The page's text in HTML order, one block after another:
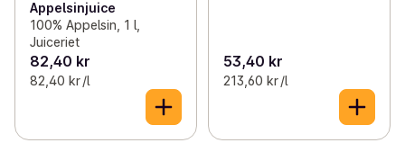
Appelsinjuice
100% Appelsin, 1 l,
Juiceriet
82,40 kr
82,40 kr /l
53,40 kr
213,60 kr /l